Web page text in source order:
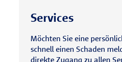
Services
Möchten Sie eine
schnell einen Schaden
direkte Zugang zu allen